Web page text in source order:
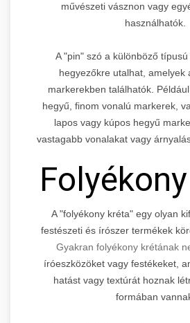
művészeti vásznon vagy
használhatók.
A "pin" szó a különböző
hegyezőkre utalhat, amelyek
markerekben találhatók.
hegyű, finom vonalú markerek,
lapos vagy kúpos hegyű
vastagabb vonalakat vagy
A "folyékony kréta" egy olyan
festészeti és írószer termékek
Gyakran folyékony krétának
íróeszközöket vagy festékeket,
hatást vagy textúrát hoznak
formában